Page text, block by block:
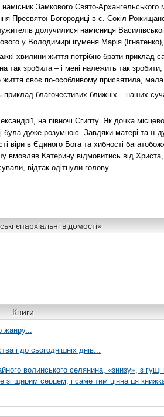
Замкового Свято-Архангельського
Пресвятої Богородиці в с. Сокіл
долучилися намісниця
у Володимирі ігуменя Марія (Ігнатенко),
хвилини життя потрібно брати приклад
так зробила – і мені належить так
своє по-особливому присвятила, мала
благочестивих ближніх – наших
на півночі Єгипту. Як дочка
дуже розумною. Завдяки матері та її
віри в Єдиного Бога та хибності
Катерину відмовитись від
відтак одітнули голову.
єпархіальні відомості»
Книги
жанру...
і до сьогоднішніх днів...
волинського селянина, «знизу», з
зі щирим серцем, і саме тим цінна ця